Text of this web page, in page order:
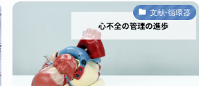
文献-循環器